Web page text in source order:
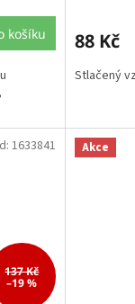
košíku 88 Kč
Stlačený
137 Kč
–19 %
1633841 Akce